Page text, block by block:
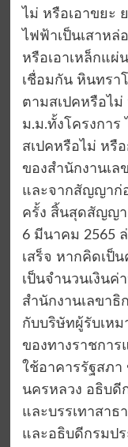
ไม่ หรือเอาขยะ
ไฟฟ้าเป็นเสาห
หรือเอาเหล็กแผ่
เชื่อมกัน หินทรา
ตามสเปคหรือไ
ม.ม.ทั้งโครงการ
สเปคหรือไม่ หรื
ของสำนักงานเล
และจากสัญญาก่
ครั้ง สิ้นสุดสัญญา
6 มีนาคม 2565
เสร็จ หากคิดเป็
เป็นจำนวนเงินค่
สำนักงานเลขาธิ
กับบริษัทผู้รับเห
ของทางราชการ
ใช้อาคารรัฐสภา
นครหลวง อธิบดี
และบรรเทาสา
และอธิบดีกรมปร